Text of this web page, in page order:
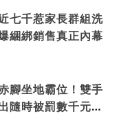
七千惹家長群組洗
綑綁銷售真正內幕
腳坐地霸位！雙手
隨時被罰數千元舉